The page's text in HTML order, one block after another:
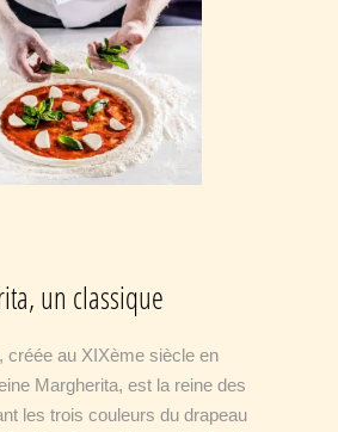
un classique
créée au XIXème siècle en
Margherita, est la reine des
les trois couleurs du drapeau